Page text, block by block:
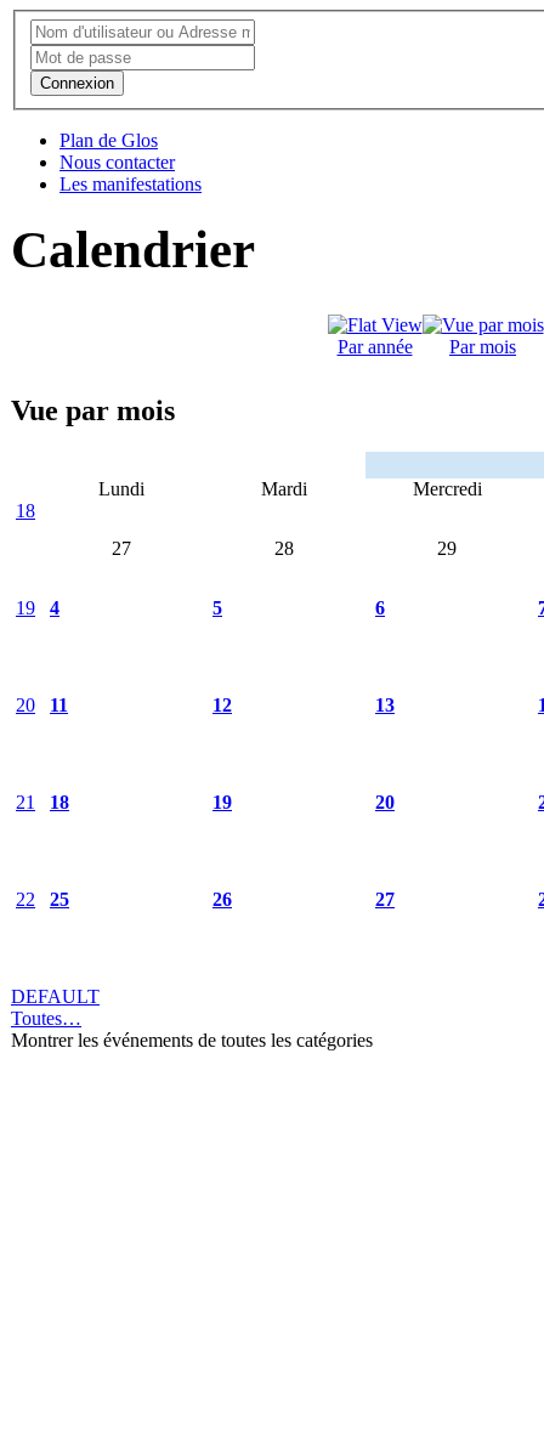
Connexion
Plan de Glos
Nous contacter
Les manifestations
Calendrier
Par année Par mois
Vue par mois
Lundi Mardi
Mercredi
18
27
28 29
19 4 5 6
20 11 12 13
21 18 19 20
22 25 26 27
DEFAULT
Toutes…
Montrer les événements de toutes les catégories